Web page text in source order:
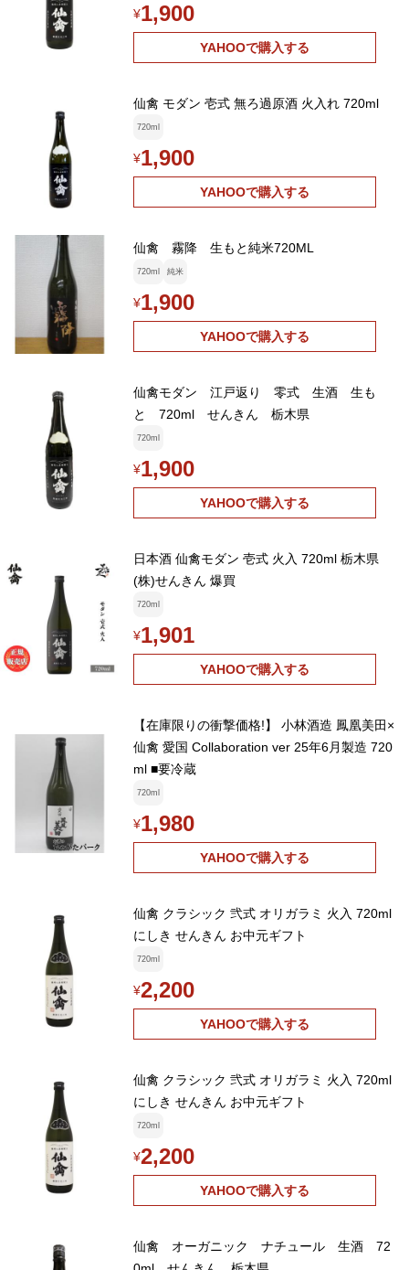
¥1,900
YAHOOで購入する
仙禽 モダン 壱式 無ろ過原酒 火入れ 720ml
720ml
¥1,900
YAHOOで購入する
仙禽 霧降 生もと純米720ML
720ml 純米
¥1,900
YAHOOで購入する
仙禽モダン 江戸返り 零式 生酒 生も
と 720ml せんきん 栃木県
720ml
¥1,900
YAHOOで購入する
日本酒 仙禽モダン 壱式 火入 720ml 栃木県
(株)せんきん 爆買
720ml
¥1,901
YAHOOで購入する
【在庫限りの衝撃価格!】 小林酒造 鳳凰美田×
仙禽 愛国 Collaboration ver 25年6月製造 720
ml ■要冷蔵
720ml
¥1,980
YAHOOで購入する
仙禽 クラシック 弐式 オリガラミ 火入 720ml
にしき せんきん お中元ギフト
720ml
¥2,200
YAHOOで購入する
仙禽 クラシック 弐式 オリガラミ 火入 720ml
にしき せんきん お中元ギフト
720ml
¥2,200
YAHOOで購入する
仙禽 オーガニック ナチュール 生酒 72